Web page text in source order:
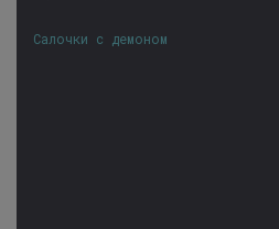
Салочки с демоном